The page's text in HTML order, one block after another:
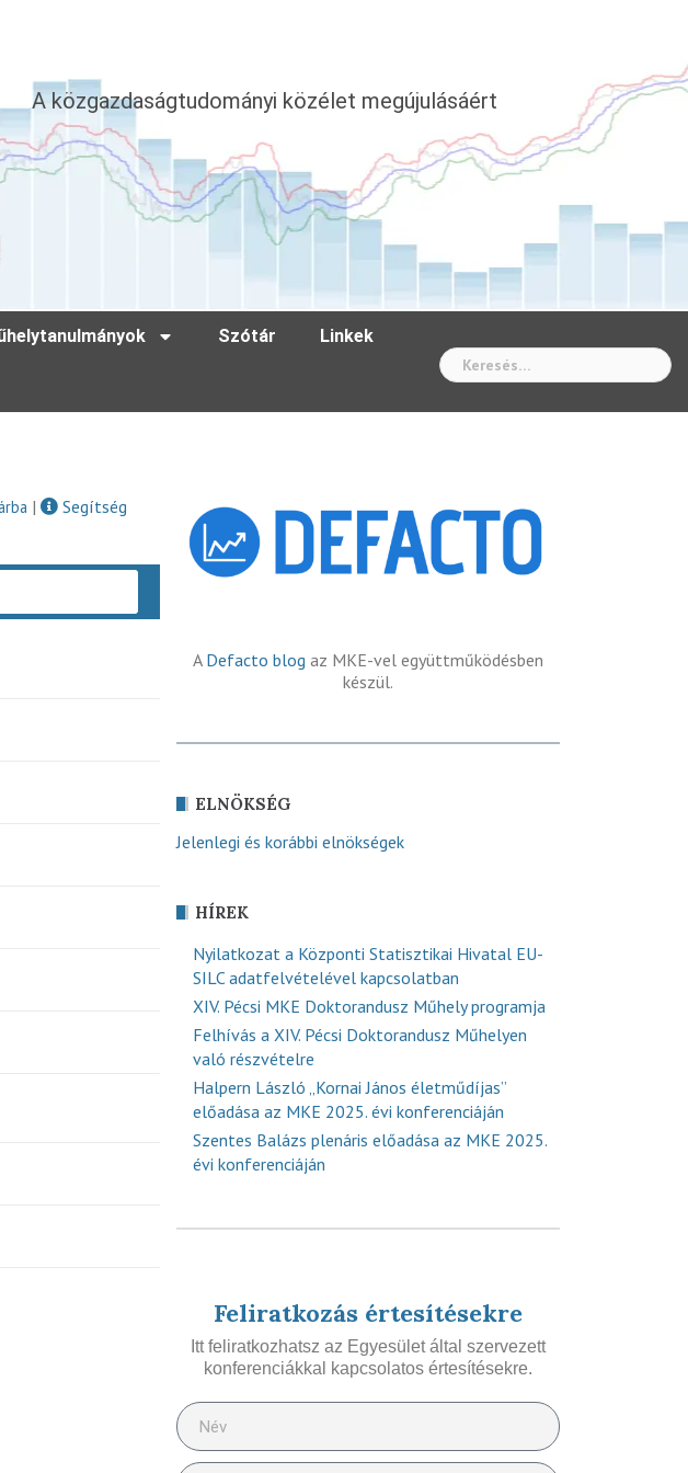
A közgazdaságtudományi közélet megújulásáért
Szótár Linkek
|
Segítség
A Defacto blog az MKE-vel együttműködésben
készül.
ELNÖKSÉG
Jelenlegi és korábbi elnökségek
HÍREK
Nyilatkozat a Központi Statisztikai Hivatal EU-
SILC adatfelvételével kapcsolatban
XIV. Pécsi MKE Doktorandusz Műhely programja
Felhívás a XIV. Pécsi Doktorandusz Műhelyen
való részvételre
Halpern László „Kornai János életműdíjas”
előadása az MKE 2025. évi konferenciáján
Szentes Balázs plenáris előadása az MKE 2025.
évi konferenciáján
Feliratkozás értesítésekre
Itt feliratkozhatsz az Egyesület által szervezett
konferenciákkal kapcsolatos értesítésekre.